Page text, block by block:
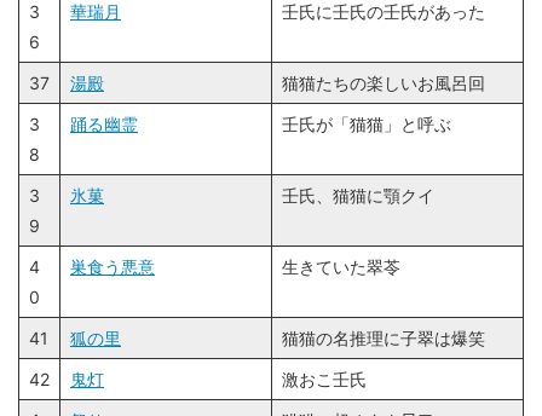
3
6
華瑞月 壬氏に壬氏の壬氏があった
37 湯殿
猫猫たちの楽しいお風呂回
3
8
踊る幽霊 壬氏が「猫猫」と呼ぶ
3
9
氷菓 壬氏、猫猫に顎クイ
4
0
巣食う悪意 生きていた翠苓
41 狐の里
猫猫の名推理に子翠は爆笑
42
鬼灯
激おこ壬氏